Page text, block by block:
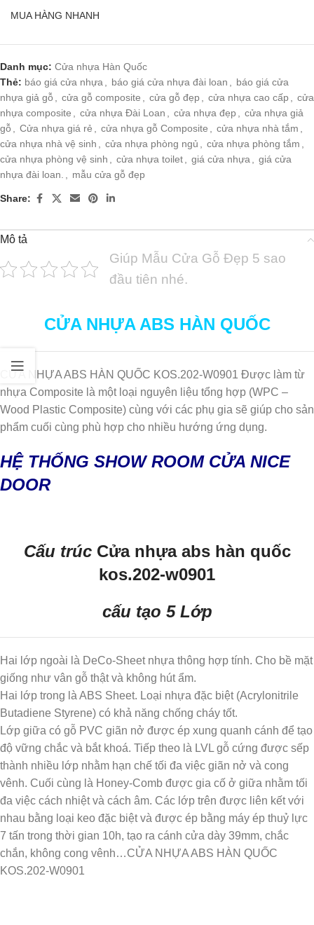
MUA HÀNG NHANH
Danh mục: Cửa nhựa Hàn Quốc
Thẻ: báo giá cửa nhựa báo giá cửa nhựa đài loan
báo giá cửa
nhựa giả gỗ
cửa gỗ composite cửa gỗ đẹp cửa nhựa cao cấp
cửa
nhựa composite
cửa nhựa Đài Loan cửa nhựa đẹp
cửa nhựa giả
gỗ
Cửa nhựa giá rẻ cửa nhựa gỗ Composite cửa nhựa nhà tắm
cửa nhựa nhà vệ sinh
cửa nhựa phòng ngủ cửa nhựa phòng tắm
cửa nhựa phòng vệ sinh
cửa nhựa toilet giá cửa nhựa
giá cửa
nhựa đài loan.
mẫu cửa gỗ đẹp
Share:
Mô tả
Giúp Mẫu Cửa Gỗ Đẹp 5 sao
đầu tiên nhé.
CỬA NHỰA ABS HÀN QUỐC
CỬA NHỰA ABS HÀN QUỐC KOS.202-W0901 Được làm từ
nhựa Composite là một loại nguyên liệu tổng hợp (WPC –
Wood Plastic Composite) cùng với các phụ gia sẽ giúp cho sản
phẩm cuối cùng phù hợp cho nhiều hướng ứng dụng.
HỆ THỐNG SHOW ROOM CỬA NICE
DOOR
Cấu trúc Cửa nhựa abs hàn quốc
kos.202-w0901
cấu tạo 5 Lớp
Hai lớp ngoài là DeCo-Sheet nhựa thông hợp tính. Cho bề mặt
giống như vân gỗ thật và không hút ẩm.
Hai lớp trong là ABS Sheet. Loại nhựa đặc biệt (Acrylonitrile
Butadiene Styrene) có khả năng chống cháy tốt.
Lớp giữa có gỗ PVC giãn nở được ép xung quanh cánh để tạo
độ vững chắc và bắt khoá. Tiếp theo là LVL gỗ cứng được sếp
thành nhiều lớp nhằm hạn chế tối đa việc giãn nở và cong
vênh. Cuối cùng là Honey-Comb được gia cố ở giữa nhằm tối
đa việc cách nhiệt và cách âm. Các lớp trên được liên kết với
nhau bằng loại keo đặc biệt và được ép bằng máy ép thuỷ lực
7 tấn trong thời gian 10h, tạo ra cánh cửa dày 39mm, chắc
chắn, không cong vênh…CỬA NHỰA ABS HÀN QUỐC
KOS.202-W0901